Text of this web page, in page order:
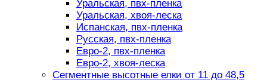
Уральская, пвх-пленка
Уральская, хвоя-леска
Испанская, пвх-пленка
Русская, пвх-пленка
Евро-2, пвх-пленка
Евро-2, хвоя-леска
Сегментные высотные елки от 11 до 48,5